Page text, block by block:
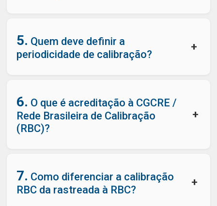
5. Quem deve definir a
periodicidade de calibração?
+
6. O que é acreditação à CGCRE /
Rede Brasileira de Calibração
(RBC)?
+
7. Como diferenciar a calibração
RBC da rastreada à RBC?
+